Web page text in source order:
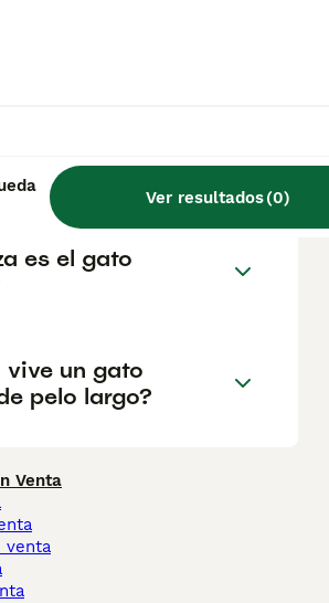
Ver resultados(0)
Exótico querían llamar a la
un brillante color plateado.
cortarle el pelo a
de pelo largo?
es el gato
vive un gato
pelo largo?
Venta
venta